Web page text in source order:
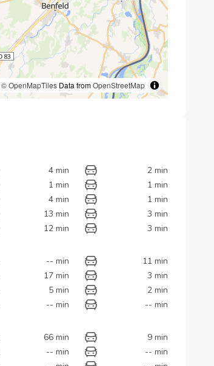
© OpenMapTiles Data fromOpenStreetMap
4 min
2 min
1 min
1 min
4 min
1 min
13 min
3 min
12 min 3 min
-- min
11 min
17 min
3 min
5 min
2 min
-- min -- min
66 min
9 min
-- min
-- min